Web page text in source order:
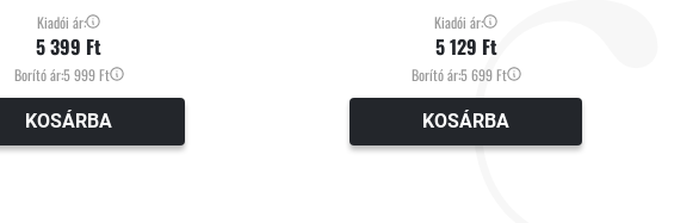
Kiadói ár:
5 399 Ft
Borító ár:5 999 Ft
KOSÁRBA
Kiadói ár:
5 129 Ft
Borító ár:5 699 Ft
KOSÁRBA